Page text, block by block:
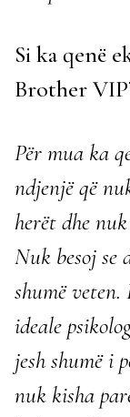
Si ka qenë
Brother
Për mua ka
ndjenjë që
herët dhe
Nuk besoj se
shumë
ideale
jesh shumë i
nuk kisha